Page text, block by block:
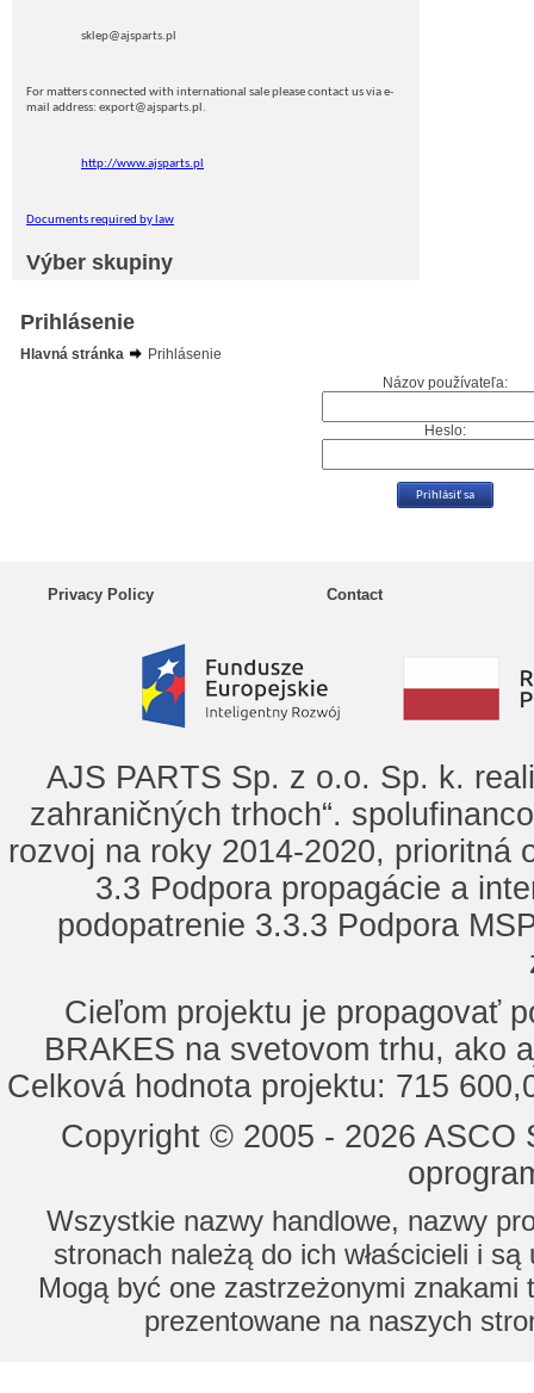
sklep@ajsparts.pl
For matters connected with international sale please contact us via e-
mail address: export@ajsparts.pl.
http://www.ajsparts.pl
Documents required by law
Výber skupiny
Prihlásenie
Hlavná stránka
Prihlásenie
Názov používateľa:
Heslo:
Privacy Policy Contact
AJS PARTS Sp. z o.o. Sp. k.
zahraničných trhoch“.
rozvoj na roky 2014-2020, prioritná
3.3 Podpora propagácie a
podopatrenie 3.3.3 Podpora
Cieľom projektu je propagovať
BRAKES na svetovom trhu, ako
Celková hodnota projektu: 715
Copyright © 2005 - 2026
Wszystkie nazwy handlowe, nazwy
stronach należą do ich właścicieli i
Mogą być one zastrzeżonymi znakami
prezentowane na naszych